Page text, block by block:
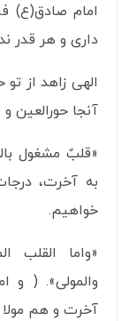
امام صادق(ع)
داری و هر قدر
الهی زاهد از
آنجا حورالعین
«قلبٌ مشغول
به آخرت،
خواهیم.
«واما القلب
والمولی». ( و
آخرت و هم